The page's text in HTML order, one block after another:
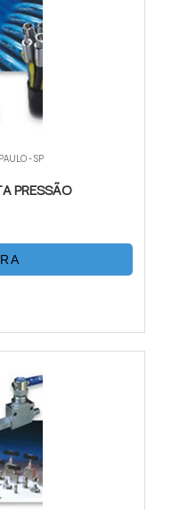
- SP
PRESSÃO